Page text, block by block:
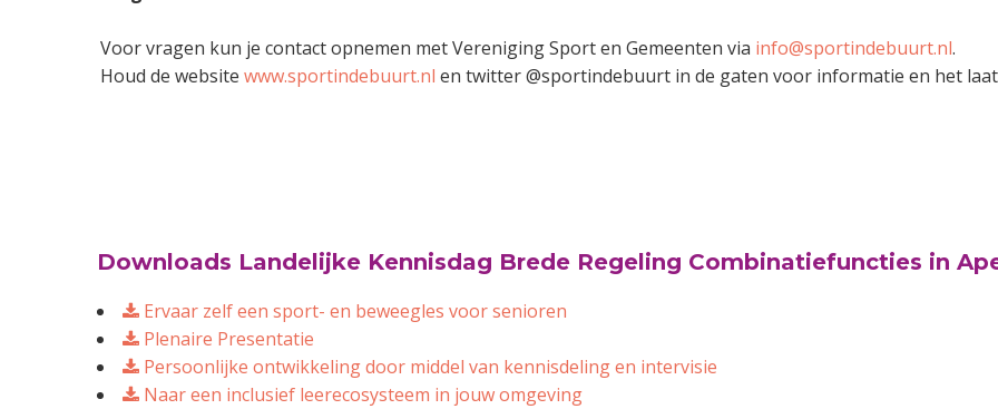
Voor vragen kun je contact opnemen met Vereniging Sport en Gemeenten via info@sportindebuurt.nl.
Houd de website www.sportindebuurt.nl en twitter @sportindebuurt in de gaten voor informatie en het
Downloads Landelijke Kennisdag Brede Regeling Combinatiefuncties in
Ervaar zelf een sport- en beweegles voor senioren
Plenaire Presentatie
Persoonlijke ontwikkeling door middel van kennisdeling en intervisie
Naar een inclusief leerecosysteem in jouw omgeving